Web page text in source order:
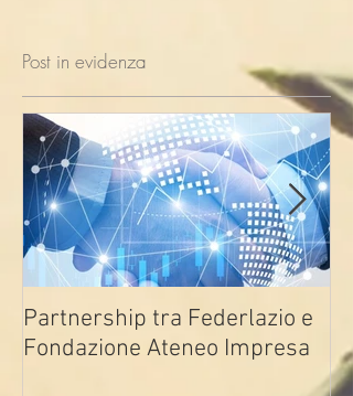
Post in evidenza
Partnership tra Federlazio e
Fondazione Ateneo Impresa